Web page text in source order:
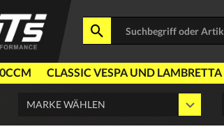
CLASSIC VESPA UND LAMBRETTA